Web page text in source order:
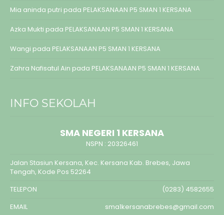
Mia aninda putri pada PELAKSANAAN P5 SMAN 1 KERSANA
Azka Mukti pada PELAKSANAAN P5 SMAN 1 KERSANA
Wangi pada PELAKSANAAN P5 SMAN 1 KERSANA
Zahra Nafisatul Ain pada PELAKSANAAN P5 SMAN 1 KERSANA
INFO SEKOLAH
SMA NEGERI 1 KERSANA
NSPN : 20326461
Jalan Stasiun Kersana, Kec. Kersana Kab. Brebes, Jawa
Tengah, Kode Pos 52264
TELEPON
(0283) 4582655
EMAIL
sma1kersanabrebes@gmail.com